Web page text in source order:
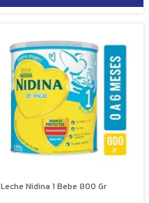
Leche Nidina 1 Bebe 800 Gr